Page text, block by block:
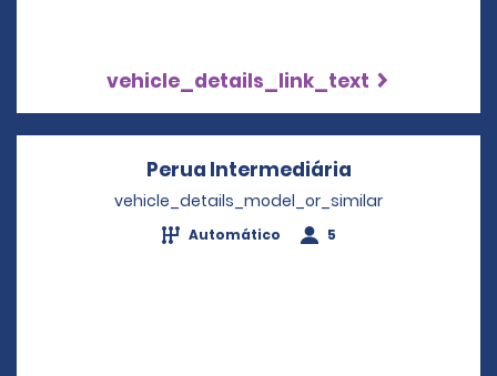
vehicle_details_link_text
Perua Intermediária
vehicle_details_model_or_similar
Automático 5